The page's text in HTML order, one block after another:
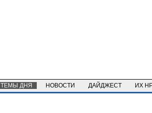
ТЕМЫ ДНЯ НОВОСТИ ДАЙДЖЕСТ ИХ